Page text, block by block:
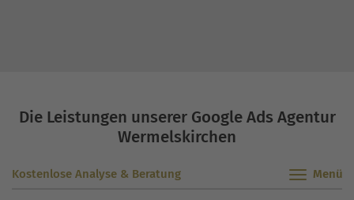
Die Leistungen unserer Google Ads Agentur
Wermelskirchen
Kostenlose Analyse & Beratung